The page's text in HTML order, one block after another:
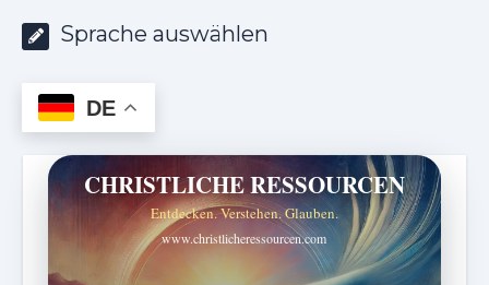
Sprache auswählen
DE
CHRISTLICHE RESSOURCEN
Entdecken. Verstehen. Glauben.
www.christlicheressourcen.com